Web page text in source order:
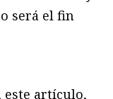
será el fin
este artículo,